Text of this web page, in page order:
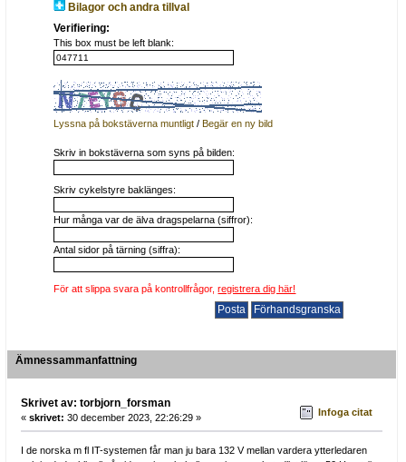
Bilagor och andra tillval
Verifiering:
This box must be left blank:
Lyssna på bokstäverna muntligt /Begär en ny bild
Skriv in bokstäverna som syns på bilden:
Skriv cykelstyre baklänges:
Hur många var de älva dragspelarna (siffror):
Antal sidor på tärning (siffra):
För att slippa svara på kontrollfrågor,registrera dig här!
Ämnessammanfattning
Skrivet av: torbjorn_forsman
« skrivet: 30 december 2023, 22:26:29 » Infoga citat
I de norska m fl IT-systemen får man ju bara 132 V mellan vardera ytterledaren